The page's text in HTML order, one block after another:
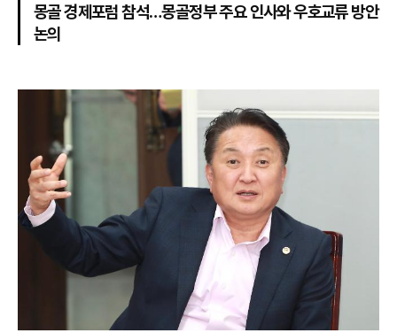
몽골 경제포럼 참석…몽골정부 주요 인사와 우호교류 방안
논의